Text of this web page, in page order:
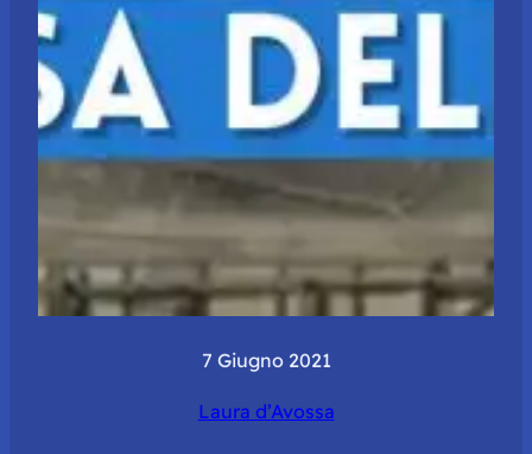
7 Giugno 2021
Laura d’Avossa